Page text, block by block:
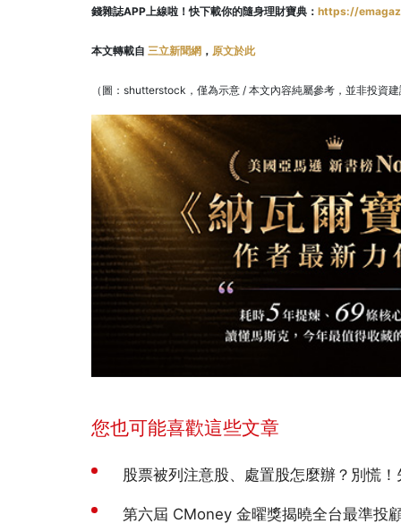
錢雜誌APP上線啦！快下載你的隨身理財寶典： https://
本文轉載自 三立新聞網 ， 原文於此
（圖：shutterstock，僅為示意 / 本文內容純屬參考，並非投資